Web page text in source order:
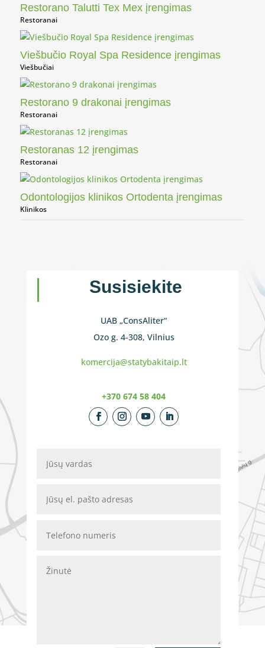
Restorano Talutti Tex Mex įrengimas
Restoranai
Viešbučio Royal Spa Residence įrengimas
Viešbučiai
Restorano 9 drakonai įrengimas
Restoranai
Restoranas 12 įrengimas
Restoranai
Odontologijos klinikos Ortodenta įrengimas
Klinikos
Susisiekite
UAB „ConsAliter“
Ozo g. 4-308, Vilnius
komercija@statybakitaip.lt
+370 674 58 404